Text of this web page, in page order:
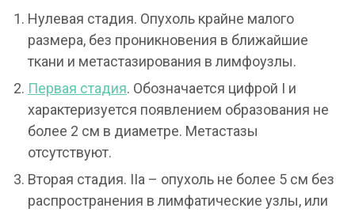
Нулевая стадия. Опухоль крайне малого
размера, без проникновения в ближайшие
ткани и метастазирования в лимфоузлы.
Первая стадия. Обозначается цифрой I и
характеризуется появлением образования не
более 2 см в диаметре. Метастазы
отсутствуют.
Вторая стадия. IIa – опухоль не более 5 см без
распространения в лимфатические узлы, или